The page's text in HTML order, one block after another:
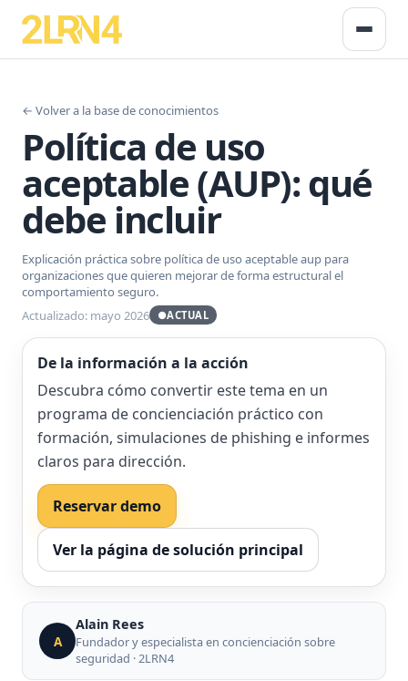
← Volver a la base de conocimientos
Política de uso
aceptable (AUP): qué
debe incluir
Explicación práctica sobre política de uso aceptable aup para
organizaciones que quieren mejorar de forma estructural el
comportamiento seguro.
Actualizado: mayo 2026
●ACTUAL
De la información a la acción
Descubra cómo convertir este tema en un
programa de concienciación práctico con
formación, simulaciones de phishing e informes
claros para dirección.
Reservar demo
Ver la página de solución principal
A
Alain Rees
Fundador y especialista en concienciación sobre
seguridad · 2LRN4